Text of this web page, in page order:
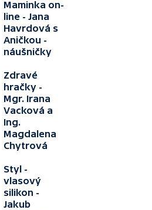
Maminka on-
line - Jana
Havrdová s
Aničkou -
náušničky
Zdravé
hračky -
Mgr. Irana
Vacková a
Ing.
Magdalena
Chytrová
Styl -
vlasový
silikon -
Jakub